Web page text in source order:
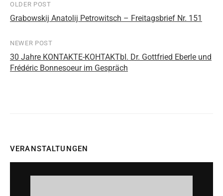
Post
navigation
OLDER POST
Grabowskij Anatolij Petrowitsch – Freitagsbrief Nr. 151
NEWER POST
30 Jahre KONTAKTE-KOHTAKTbI. Dr. Gottfried Eberle und
Frédéric Bonnesoeur im Gespräch
VERANSTALTUNGEN